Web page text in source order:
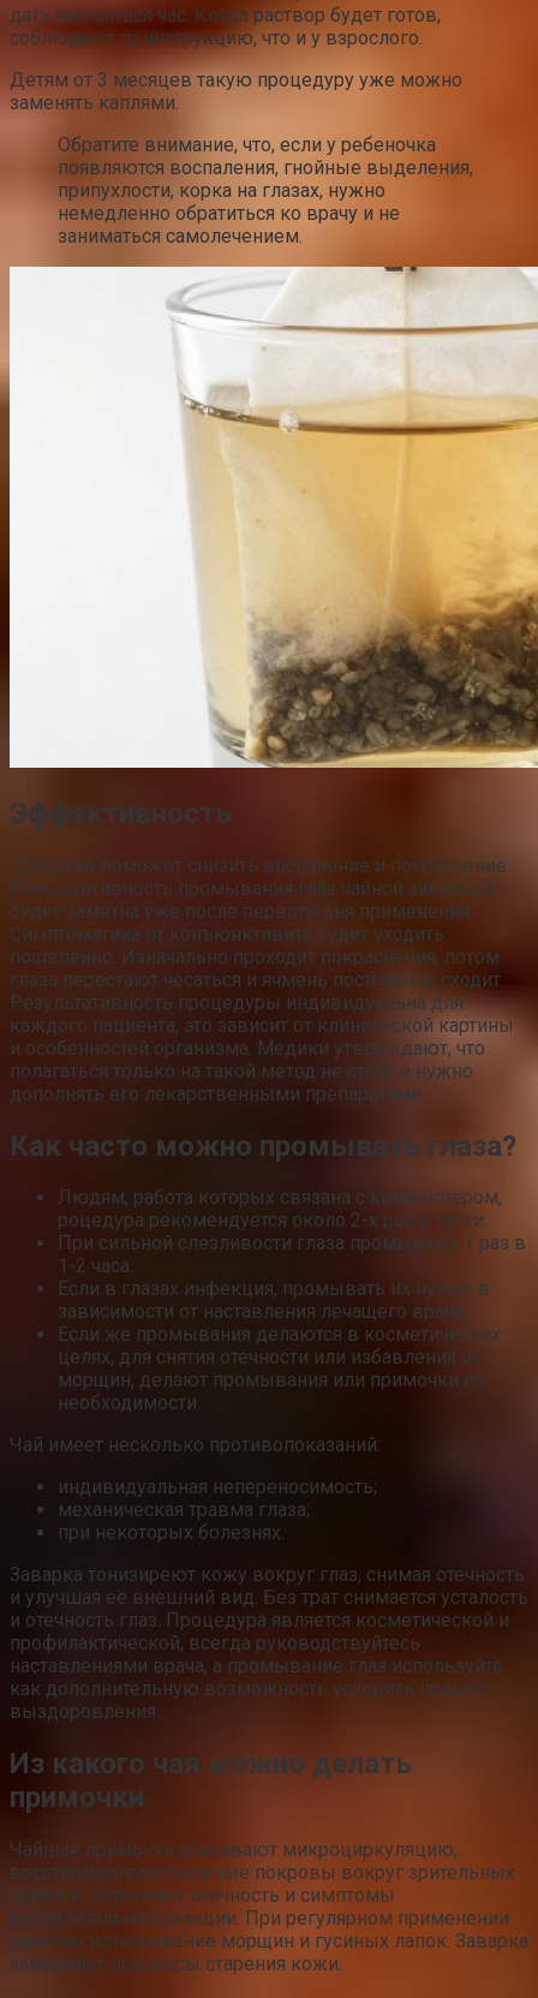
дать настояться час. Когда раствор будет готов,
соблюдают ту инструкцию, что и у взрослого.
Детям от 3 месяцев такую процедуру уже можно
заменять каплями.
Обратите внимание, что, если у ребеночка
появляются воспаления, гнойные выделения,
припухлости, корка на глазах, нужно
немедленно обратиться ко врачу и не
заниматься самолечением.
Эффективность
Средство поможет снизить воспаление и покраснение.
Результативность промывания глаз чайной заваркой
будет заметна уже после первого дня применения.
Симптоматика от конъюнктивита будет уходить
постепенно. Изначально проходит покраснения, потом
глаза перестают чесаться и ячмень постепенно сходит.
Результативность процедуры индивидуальна для
каждого пациента, это зависит от клинической картины
и особенностей организма. Медики утверждают, что
полагаться только на такой метод не стоит и нужно
дополнять его лекарственными препаратами.
Как часто можно промывать глаза?
Людям, работа которых связана с компьютером,
роцедура рекомендуется около 2-х раз в сутки.
При сильной слезливости глаза промывают 1 раз в
1-2 часа.
Если в глазах инфекция, промывать их нужно в
зависимости от наставления лечащего врача.
Если же промывания делаются в косметических
целях, для снятия отечности или избавления от
морщин, делают промывания или примочки по
необходимости.
Чай имеет несколько противопоказаний:
индивидуальная непереносимость;
механическая травма глаза;
при некоторых болезнях.
Заварка тонизиреют кожу вокруг глаз, снимая отечность
и улучшая её внешний вид. Без трат снимается усталость
и отечность глаз. Процедура является косметической и
профилактической, всегда руководствуйтесь
наставлениями врача, а промывание глаз используйте
как дополнительную возможность ускорить процесс
выздоровления.
Из какого чая можно делать
примочки
Чайные примочки усиливают микроциркуляцию,
восстанавливают кожные покровы вокруг зрительных
органов. Устраняют отечность и симптомы
воспалительной реакции. При регулярном применении
заметно исчезновение морщин и гусиных лапок. Заварка
замедляет процессы старения кожи.